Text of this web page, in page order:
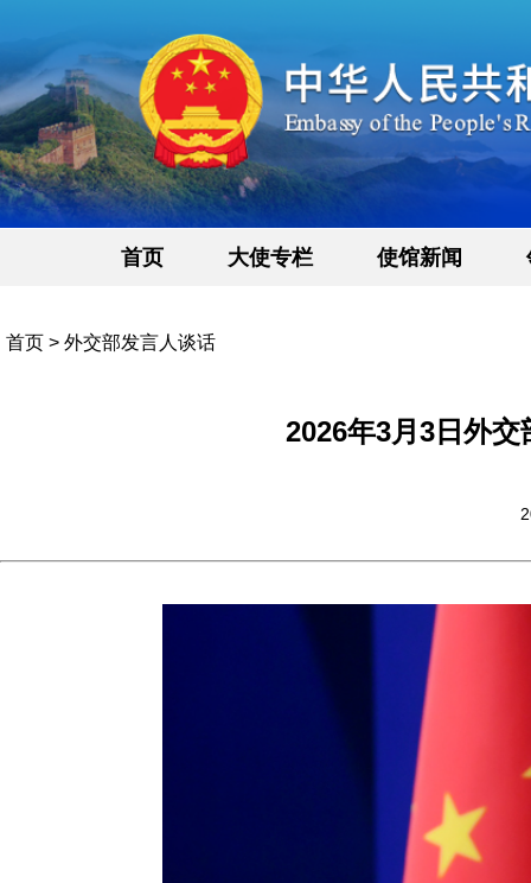
首页 大使专栏 使馆新闻
首页 > 外交部发言人谈话
2026年3月3日外